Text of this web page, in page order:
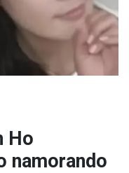
Ho
namorando